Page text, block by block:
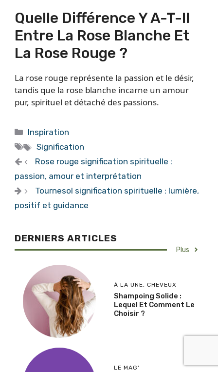
Quelle Différence Y A-T-Il
Entre La Rose Blanche Et
La Rose Rouge ?
La rose rouge représente la passion et le désir,
tandis que la rose blanche incarne un amour
pur, spirituel et détaché des passions.
Catégories
Inspiration
Étiquettes
Signification
Rose rouge signification spirituelle :
passion, amour et interprétation
Tournesol signification spirituelle : lumière,
positif et guidance
DERNIERS ARTICLES
Plus
À LA UNE, CHEVEUX
Shampoing Solide :
Lequel Et Comment Le
Choisir ?
LE MAG'